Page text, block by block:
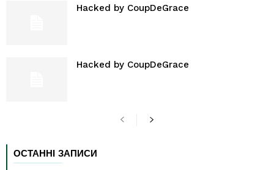
Hacked by CoupDeGrace
Hacked by CoupDeGrace
ОСТАННІ ЗАПИСИ